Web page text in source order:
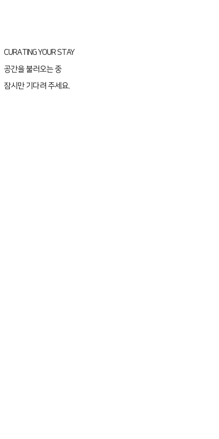
CURATING YOUR STAY
공간을 불러오는 중
잠시만 기다려 주세요.